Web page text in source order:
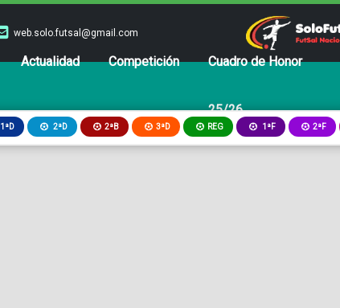
web.solo.futsal@gmail.com
Actualidad Competición Cuadro de Honor
25/26
1ªD 2ªD 2ªB 3ªD REG 1ªF 2ªF